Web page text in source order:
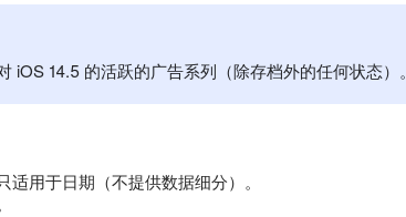
14.5 的活跃的广告系列（除存档外的任何状态）。
适用于日期（不提供数据细分）。